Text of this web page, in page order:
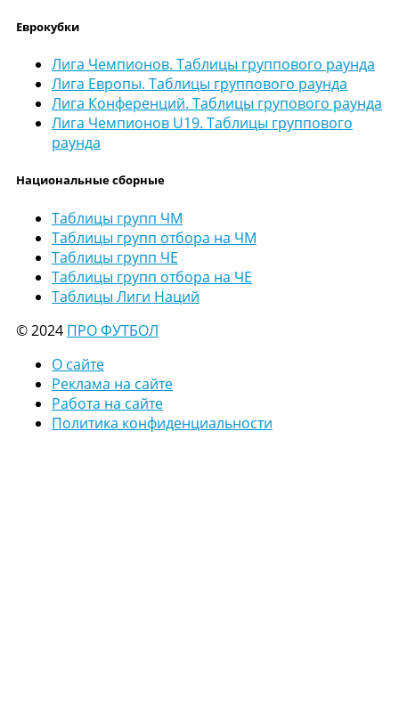
Еврокубки
Лига Чемпионов. Таблицы группового раунда
Лига Европы. Таблицы группового раунда
Лига Конференций. Таблицы групового раунда
Лига Чемпионов U19. Таблицы группового
раунда
Национальные сборные
Таблицы групп ЧМ
Таблицы групп отбора на ЧМ
Таблицы групп ЧЕ
Таблицы групп отбора на ЧЕ
Таблицы Лиги Наций
© 2024 ПРО ФУТБОЛ
О сайте
Реклама на сайте
Работа на сайте
Политика конфиденциальности